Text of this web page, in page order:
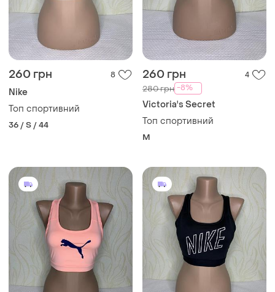
260 грн 8
Nike
Топ спортивний
36 / S / 44
260 грн 4
280 грн -8%
Victoria's Secret
Топ спортивний
M